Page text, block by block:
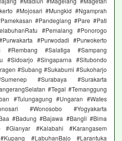
#Mojosari #Mungkid #Ngamprah
#Pandeglang #Pare #Pati
#Pemalang #Ponorogo
#Purwodadi #Purwokerto
#Rembang #Salatiga #Sampang
#Sidoarjo #Singaparna #Situbondo
#Subang #Sukabumi #Sukoharjo
#Surabaya #Surakarta
#Tegal #Temanggung
#Tulungagung #Ungaran #Wates
#Wonosobo #Yogyakarta
#Badung #Bajawa #Bangli #Bima
#Kalabahi #Karangasem
#LabuhanBajo #Larantuka